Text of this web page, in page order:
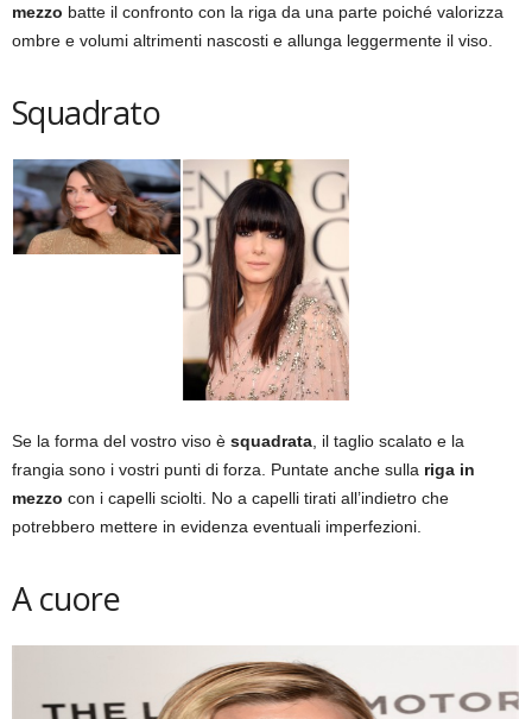
mezzo batte il confronto con la riga da una parte poiché valorizza
ombre e volumi altrimenti nascosti e allunga leggermente il viso.
Squadrato
Se la forma del vostro viso è squadrata , il taglio scalato e la
frangia sono i vostri punti di forza. Puntate anche sulla riga in
mezzo con i capelli sciolti. No a capelli tirati all’indietro che
potrebbero mettere in evidenza eventuali imperfezioni.
A cuore